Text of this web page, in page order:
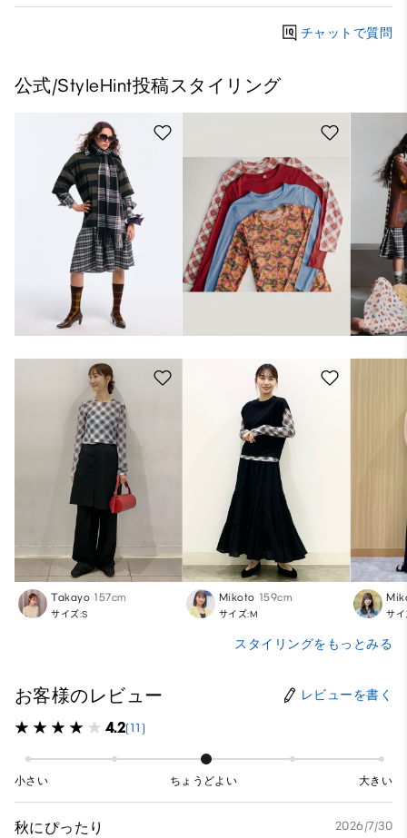
チャットで質問
公式/StyleHint投稿スタイリング
Takayo 157cm
サイズ:S
Mikoto 159cm
サイズ:M サ
スタイリングをもっとみる
お客様のレビュー レビューを書く
4.2(11)
小さい ちょうどよい 大きい
秋にぴったり 2026/7/30